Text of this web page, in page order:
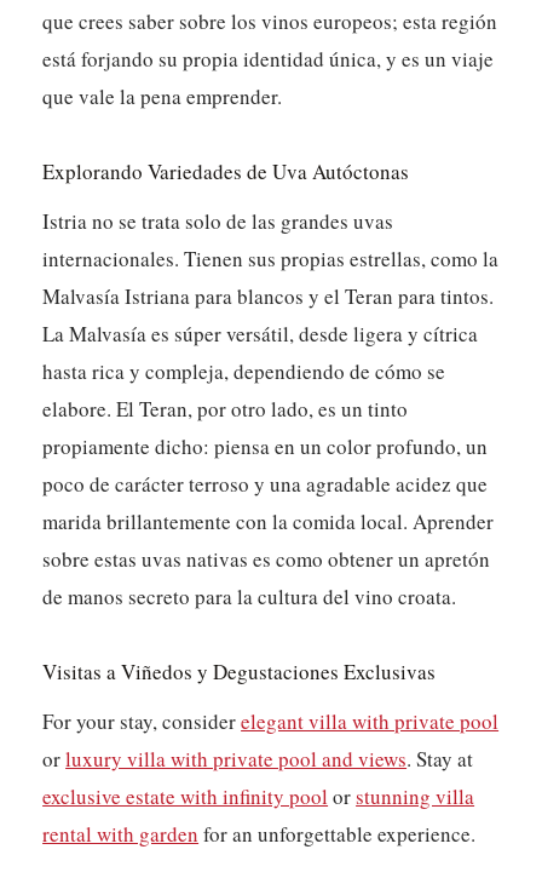
que crees saber sobre los vinos europeos; esta región
está forjando su propia identidad única, y es un viaje
que vale la pena emprender.
Explorando Variedades de Uva Autóctonas
Istria no se trata solo de las grandes uvas
internacionales. Tienen sus propias estrellas, como la
Malvasía Istriana para blancos y el Teran para tintos.
La Malvasía es súper versátil, desde ligera y cítrica
hasta rica y compleja, dependiendo de cómo se
elabore. El Teran, por otro lado, es un tinto
propiamente dicho: piensa en un color profundo, un
poco de carácter terroso y una agradable acidez que
marida brillantemente con la comida local. Aprender
sobre estas uvas nativas es como obtener un apretón
de manos secreto para la cultura del vino croata.
Visitas a Viñedos y Degustaciones Exclusivas
For your stay, considerelegant villa with private pool
orluxury villa with private pool and views. Stay at
exclusive estate with infinity pool orstunning villa
rental with garden for an unforgettable experience.